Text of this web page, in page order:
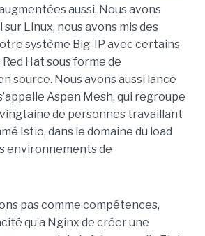
aussi. Nous avons
Linux, nous avons mis des
système Big-IP avec certains
Hat sous forme de
source. Nous avons aussi lancé
Aspen Mesh, qui regroupe
vingtaine de personnes travaillant
Istio, dans le domaine du load
environnements de
pas comme compétences,
qu’a Nginx de créer une